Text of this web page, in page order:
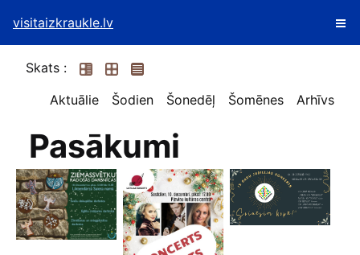
visitaizkraukle.lv
Skats :
Aktuālie
Šodien Šonedēļ Šomēnes Arhīvs
Pasākumi